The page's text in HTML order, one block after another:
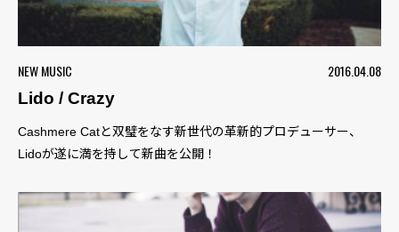
NEW MUSIC
2016.04.08
Lido / Crazy
Cashmere Catと双璧をなす新世代の革新的プロデューサー、
Lidoが遂に満を持して新曲を公開！